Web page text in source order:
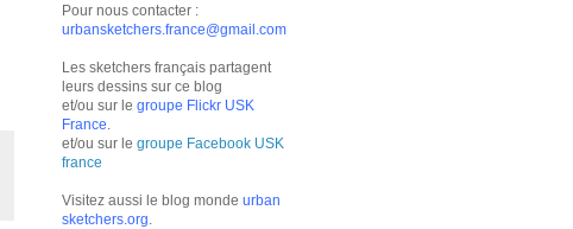
Pour nous contacter :
urbansketchers.france@gmail.com
Les sketchers français partagent
leurs dessins sur ce blog
et/ou sur le groupe Flickr USK
France
et/ou sur le groupe Facebook USK
france
Visitez aussi le blog monde urban
sketchers.org